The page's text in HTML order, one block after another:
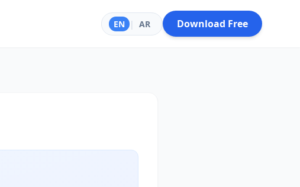
EN | AR Download Free